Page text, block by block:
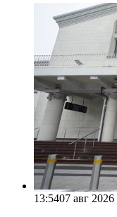
13:5407 авг 2026